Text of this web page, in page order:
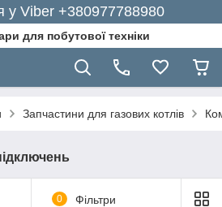
у Viber +380977788980
для побутової техніки
Запчастини для газових котлів
0 Фільтри